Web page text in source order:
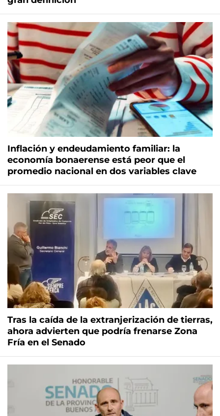
Inflación y endeudamiento familiar: la
economía bonaerense está peor que el
promedio nacional en dos variables clave
Tras la caída de la extranjerización de tierras,
ahora advierten que podría frenarse Zona
Fría en el Senado